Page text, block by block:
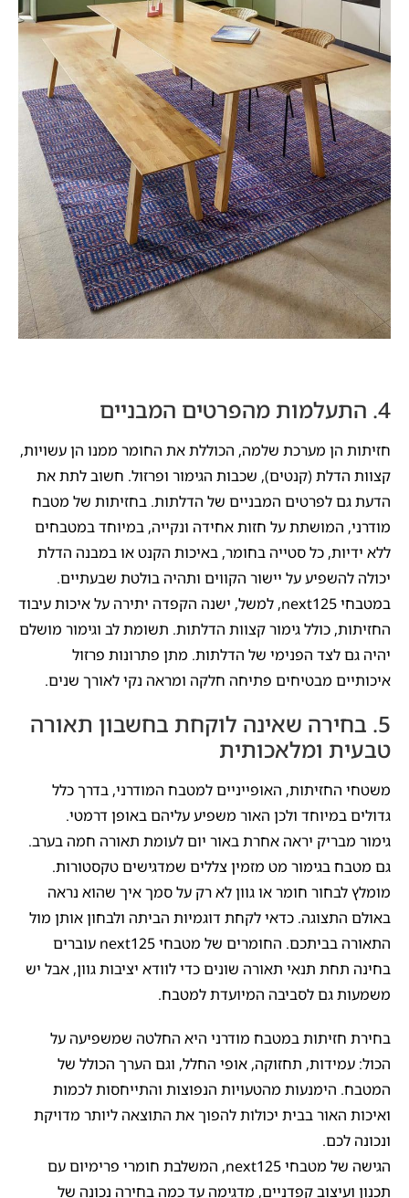
4. התעלמות מהפרטים המבניים
חזיתות הן מערכת שלמה, הכוללת את החומר ממנו הן עשויות,
קצוות הדלת (קנטים), שכבות הגימור ופרזול. חשוב לתת את
הדעת גם לפרטים המבניים של הדלתות. בחזיתות של מטבח
מודרני, המושתת על חזות אחידה ונקייה, במיוחד במטבחים
ללא ידיות, כל סטייה בחומר, באיכות הקנט או במבנה הדלת
יכולה להשפיע על יישור הקווים ותהיה בולטת שבעתיים.
במטבחי next125, למשל, ישנה הקפדה יתירה על איכות עיבוד
החזיתות, כולל גימור קצוות הדלתות. תשומת לב וגימור מושלם
יהיה גם לצד הפנימי של הדלתות. מתן פתרונות פרזול
איכותיים מבטיחים פתיחה חלקה ומראה נקי לאורך שנים.
5. בחירה שאינה לוקחת בחשבון תאורה
טבעית ומלאכותית
משטחי החזיתות, האופייניים למטבח המודרני, בדרך כלל
גדולים במיוחד ולכן האור משפיע עליהם באופן דרמטי.
גימור מבריק יראה אחרת באור יום לעומת תאורה חמה בערב.
גם מטבח בגימור מט מזמין צללים שמדגישים טקסטורות.
מומלץ לבחור חומר או גוון לא רק על סמך איך שהוא נראה
באולם התצוגה. כדאי לקחת דוגמיות הביתה ולבחון אותן מול
התאורה בביתכם. החומרים של מטבחי next125 עוברים
בחינה תחת תנאי תאורה שונים כדי לוודא יציבות גוון, אבל יש
משמעות גם לסביבה המיועדת למטבח.
בחירת חזיתות במטבח מודרני היא החלטה שמשפיעה על
הכול: עמידות, תחזוקה, אופי החלל, וגם הערך הכולל של
המטבח. הימנעות מהטעויות הנפוצות והתייחסות לכמות
ואיכות האור בבית יכולות להפוך את התוצאה ליותר מדויקת
ונכונה לכם.
הגישה של מטבחי next125, המשלבת חומרי פרימיום עם
תכנון ועיצוב קפדניים, מדגימה עד כמה בחירה נכונה של